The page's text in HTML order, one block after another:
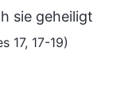
sie geheiligt
17, 17-19)